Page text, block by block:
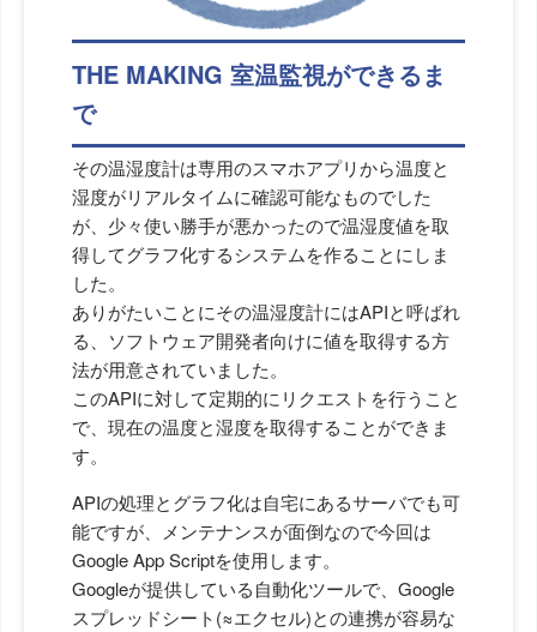
THE MAKING 室温監視ができるま
で
その温湿度計は専用のスマホアプリから温度と
湿度がリアルタイムに確認可能なものでした
が、少々使い勝手が悪かったので温湿度値を取
得してグラフ化するシステムを作ることにしま
した。
ありがたいことにその温湿度計にはAPIと呼ばれ
る、ソフトウェア開発者向けに値を取得する方
法が用意されていました。
このAPIに対して定期的にリクエストを行うこと
で、現在の温度と湿度を取得することができま
す。
APIの処理とグラフ化は自宅にあるサーバでも可
能ですが、メンテナンスが面倒なので今回は
Google App Scriptを使用します。
Googleが提供している自動化ツールで、Google
スプレッドシート(≈エクセル)との連携が容易な